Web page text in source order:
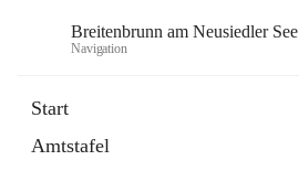
Breitenbrunn am Neusiedler See
Navigation
Start
Amtstafel